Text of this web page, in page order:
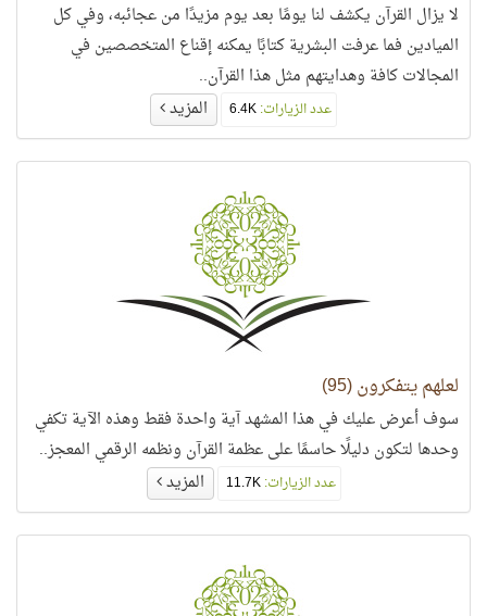
لا يزال القرآن يكشف لنا يومًا بعد يوم مزيدًا من عجائبه، وفي كل
الميادين فما عرفت البشرية كتابًا يمكنه إقناع المتخصصين في
المجالات كافة وهدايتهم مثل هذا القرآن..
عدد الزيارات: المزيد
لعلهم يتفكرون (95)
سوف أعرض عليك في هذا المشهد آية واحدة فقط وهذه الآية تكفي
وحدها لتكون دليلًا حاسمًا على عظمة القرآن ونظمه الرقمي المعجز..
عدد الزيارات:11.7K المزيد